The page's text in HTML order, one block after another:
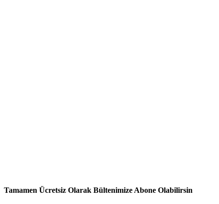
Tamamen Ücretsiz Olarak Bültenimize Abone Olabilirsin